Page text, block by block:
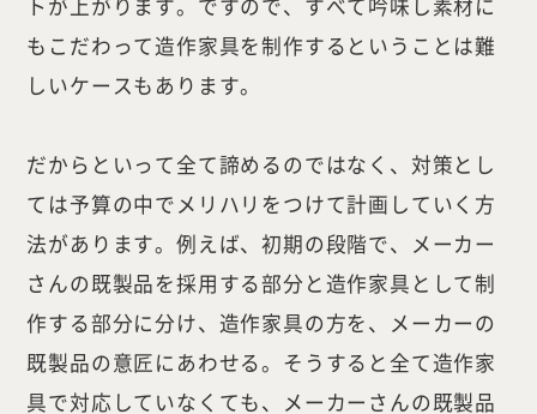
トが上がります。ですので、すべて吟味し素材に
もこだわって造作家具を制作するということは難
しいケースもあります。
だからといって全て諦めるのではなく、対策とし
ては予算の中でメリハリをつけて計画していく方
法があります。例えば、初期の段階で、メーカー
さんの既製品を採用する部分と造作家具として制
作する部分に分け、造作家具の方を、メーカーの
既製品の意匠にあわせる。そうすると全て造作家
具で対応していなくても、メーカーさんの既製品
Works
Room Tour
ご相談はこちらから